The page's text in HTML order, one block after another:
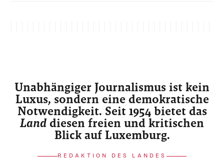
Unabhängiger Journalismus ist kein
Luxus, sondern eine demokratische
Notwendigkeit. Seit 1954 bietet das
Land diesen freien und kritischen
Blick auf Luxemburg.
REDAKTION DES LANDES